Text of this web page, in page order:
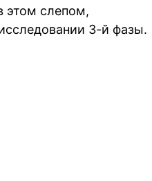
этом слепом,
3-й фазы.